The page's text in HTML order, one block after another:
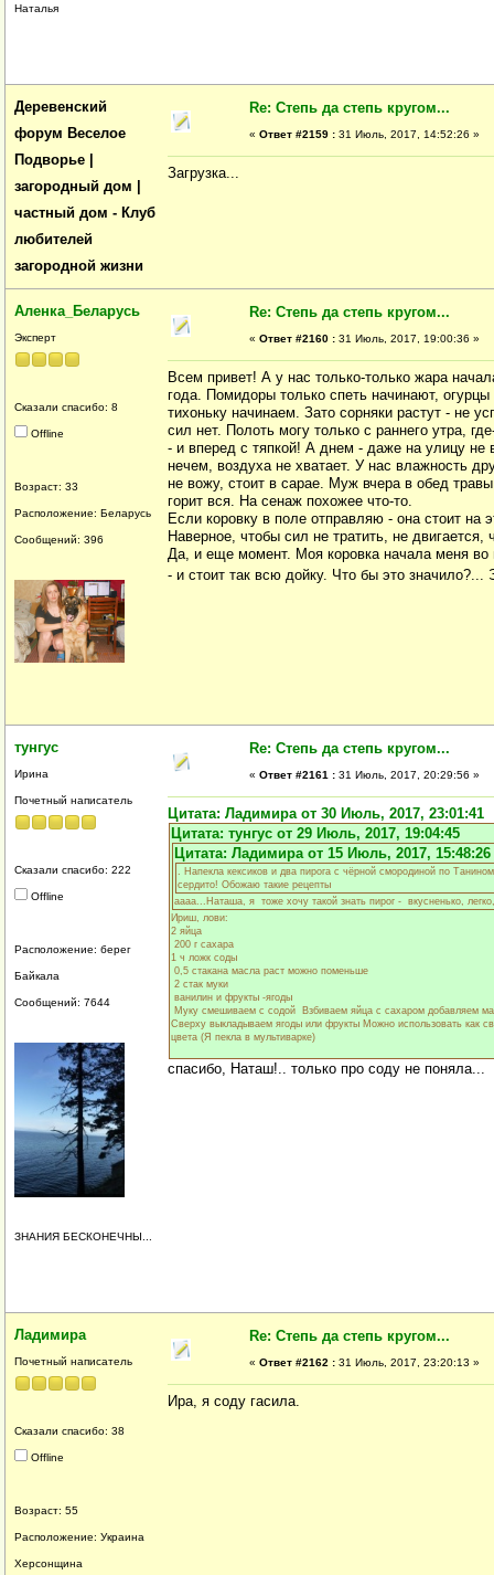
Наталья
Деревенский
форум Веселое
Подворье |
загородный дом |
частный дом - Клуб
любителей
загородной жизни
Re: Степь да степь кругом...
« Ответ #2159 : 31 Июль, 2017, 14:52:26 »
Загрузка...
Аленка_Беларусь
Эксперт
Сказали спасибо: 8
Offline
Возраст: 33
Расположение: Беларусь
Сообщений: 396
Re: Степь да степь кругом...
« Ответ #2160 : 31 Июль, 2017, 19:00:36 »
Всем привет! А у нас только-только жара
года. Помидоры только спеть начинают,
тихоньку начинаем. Зато сорняки растут - не
сил нет. Полоть могу только с раннего утра,
- и вперед с тяпкой! А днем - даже на улицу
нечем, воздуха не хватает. У нас влажность
не вожу, стоит в сарае. Муж вчера в обед
горит вся. На сенаж похожее что-то.
Если коровку в поле отправляю - она стоит на
Наверное, чтобы сил не тратить, не двигается,
Да, и еще момент. Моя коровка начала меня во
- и стоит так всю дойку. Что бы это
тунгус
Ирина
Почетный написатель
Сказали спасибо: 222
Offline
Расположение: берег
Байкала
Сообщений: 7644
ЗНАНИЯ БЕСКОНЕЧНЫ...
Re: Степь да степь кругом...
« Ответ #2161 : 31 Июль, 2017, 20:29:56 »
Цитата: Ладимира от 30 Июль, 2017, 23:01:41
Цитата: тунгус от 29 Июль, 2017, 19:04:45
Цитата: Ладимира от 15 Июль, 2017, 15:48:26
. Напекла кексиков и два пирога с чёрной смородиной по
сердито! Обожаю такие рецепты
аааа...Наташа, я тоже хочу такой знать пирог - вкусненько,
Ириш, лови:
2 яйца
200 г сахара
1 ч ложк соды
0,5 стакана масла раст можно поменьше
2 стак муки
ванилин и фрукты -ягоды
Муку смешиваем с содой Взбиваем яйца с сахаром добавляем
Сверху выкладываем ягоды или фрукты Можно использовать как
цвета (Я пекла в мультиварке)
спасибо, Наташ!.. только про соду не поняла...
Ладимира
Почетный написатель
Сказали спасибо: 38
Offline
Возраст: 55
Расположение: Украина
Херсонщина
Re: Степь да степь кругом...
« Ответ #2162 : 31 Июль, 2017, 23:20:13 »
Ира, я соду гасила.